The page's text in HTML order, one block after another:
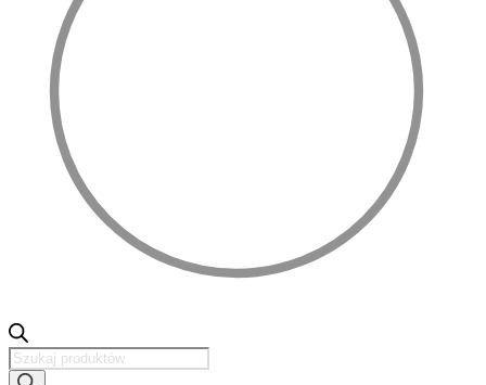
Wyszukiwarka
produktów